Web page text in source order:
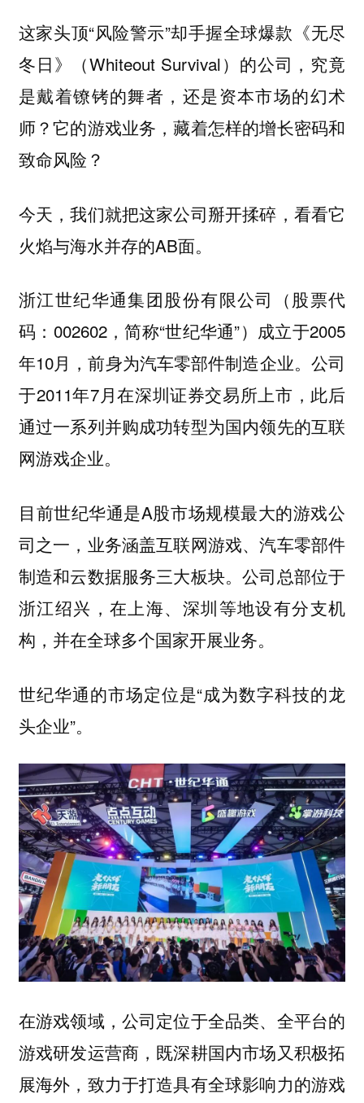
这家头顶“风险警示”却手握全球爆款《无尽
冬日》（Whiteout Survival）的公司，究竟
是戴着镣铐的舞者，还是资本市场的幻术
师？它的游戏业务，藏着怎样的增长密码和
致命风险？
今天，我们就把这家公司掰开揉碎，看看它
火焰与海水并存的AB面。
浙江世纪华通集团股份有限公司（股票代
码：002602，简称“世纪华通”）成立于2005
年10月，前身为汽车零部件制造企业。公司
于2011年7月在深圳证券交易所上市，此后
通过一系列并购成功转型为国内领先的互联
网游戏企业。
目前世纪华通是A股市场规模最大的游戏公
司之一，业务涵盖互联网游戏、汽车零部件
制造和云数据服务三大板块。公司总部位于
浙江绍兴，在上海、深圳等地设有分支机
构，并在全球多个国家开展业务。
世纪华通的市场定位是“成为数字科技的龙
头企业”。
在游戏领域，公司定位于全品类、全平台的
游戏研发运营商，既深耕国内市场又积极拓
展海外，致力于打造具有全球影响力的游戏